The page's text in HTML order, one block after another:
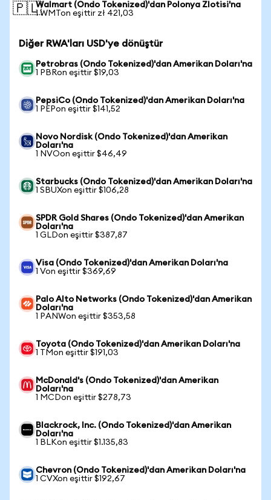
🇵🇱Walmart (Ondo Tokenized)'dan Polonya Zlotisi'na
1 WMTon eşittir zł 421,03
Diğer RWA'ları USD'ye dönüştür
Petrobras (Ondo Tokenized)'dan Amerikan Doları'na
1 PBRon eşittir $19,03
PepsiCo (Ondo Tokenized)'dan Amerikan Doları'na
1 PEPon eşittir $141,52
Novo Nordisk (Ondo Tokenized)'dan Amerikan
Doları'na
1 NVOon eşittir $46,49
Starbucks (Ondo Tokenized)'dan Amerikan Doları'na
1 SBUXon eşittir $106,28
SPDR Gold Shares (Ondo Tokenized)'dan Amerikan
Doları'na
1 GLDon eşittir $387,87
Visa (Ondo Tokenized)'dan Amerikan Doları'na
1 Von eşittir $369,69
Palo Alto Networks (Ondo Tokenized)'dan Amerikan
Doları'na
1 PANWon eşittir $353,58
Toyota (Ondo Tokenized)'dan Amerikan Doları'na
1 TMon eşittir $191,03
McDonald's (Ondo Tokenized)'dan Amerikan
Doları'na
1 MCDon eşittir $278,73
Blackrock, Inc. (Ondo Tokenized)'dan Amerikan
Doları'na
1 BLKon eşittir $1.135,83
Chevron (Ondo Tokenized)'dan Amerikan Doları'na
1 CVXon eşittir $192,67